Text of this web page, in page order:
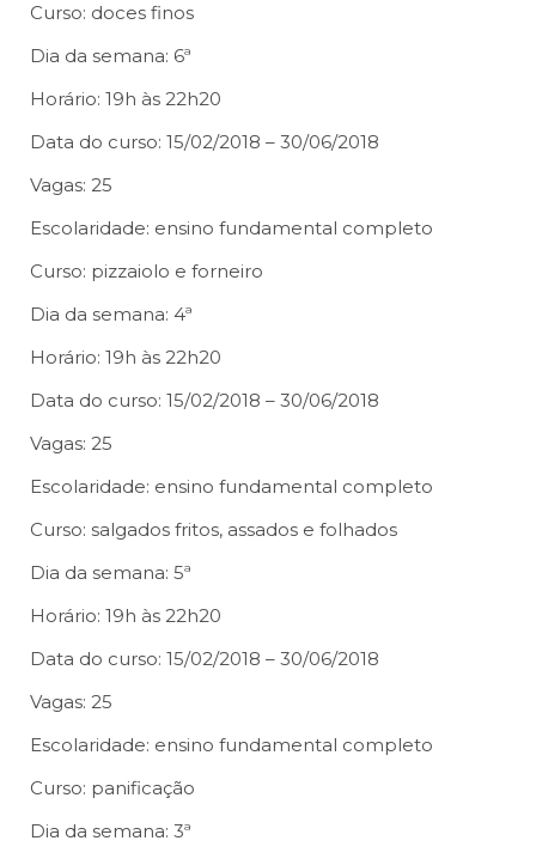
Curso: doces finos
Dia da semana: 6ª
Horário: 19h às 22h20
Data do curso: 15/02/2018 – 30/06/2018
Vagas: 25
Escolaridade: ensino fundamental completo
Curso: pizzaiolo e forneiro
Dia da semana: 4ª
Horário: 19h às 22h20
Data do curso: 15/02/2018 – 30/06/2018
Vagas: 25
Escolaridade: ensino fundamental completo
Curso: salgados fritos, assados e folhados
Dia da semana: 5ª
Horário: 19h às 22h20
Data do curso: 15/02/2018 – 30/06/2018
Vagas: 25
Escolaridade: ensino fundamental completo
Curso: panificação
Dia da semana: 3ª